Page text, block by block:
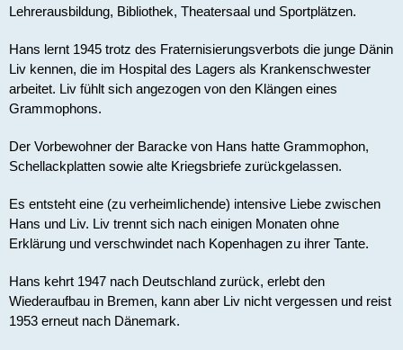
Lehrerausbildung, Bibliothek, Theatersaal und Sportplätzen.
Hans lernt 1945 trotz des Fraternisierungsverbots die junge Dänin
Liv kennen, die im Hospital des Lagers als Krankenschwester
arbeitet. Liv fühlt sich angezogen von den Klängen eines
Grammophons.
Der Vorbewohner der Baracke von Hans hatte Grammophon,
Schellackplatten sowie alte Kriegsbriefe zurückgelassen.
Es entsteht eine (zu verheimlichende) intensive Liebe zwischen
Hans und Liv. Liv trennt sich nach einigen Monaten ohne
Erklärung und verschwindet nach Kopenhagen zu ihrer Tante.
Hans kehrt 1947 nach Deutschland zurück, erlebt den
Wiederaufbau in Bremen, kann aber Liv nicht vergessen und reist
1953 erneut nach Dänemark.